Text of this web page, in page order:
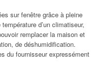
sur fenêtre grâce à pleine
d’un climatiseur,
remplacer la maison et
de déshumidification.
du fournisseur expressément